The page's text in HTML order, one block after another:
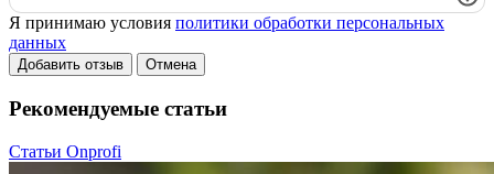
Я принимаю условия политики обработки персональных
данных
Добавить отзыв Отмена
Рекомендуемые статьи
Статьи Onprofi